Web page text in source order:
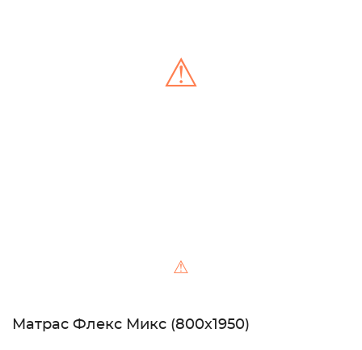
⚠
⚠
Матрас Флекс Микс (800х1950)